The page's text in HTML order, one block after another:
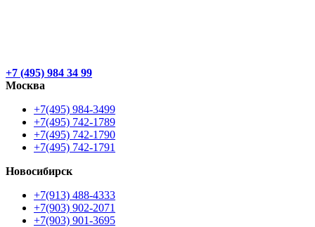
+7 (495) 984 34 99
Москва
+7(495) 984-3499
+7(495) 742-1789
+7(495) 742-1790
+7(495) 742-1791
Новосибирск
+7(913) 488-4333
+7(903) 902-2071
+7(903) 901-3695